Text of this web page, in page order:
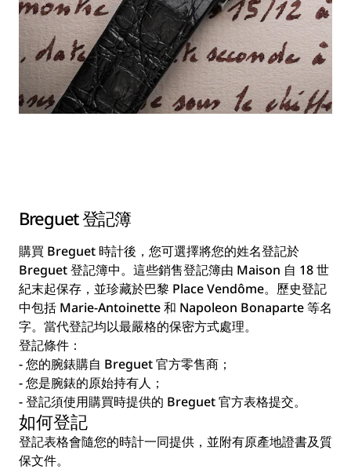
Breguet 登記簿
購買 Breguet 時計後，您可選擇將您的姓名登記於
Breguet 登記簿中。這些銷售登記簿由 Maison 自 18 世
紀末起保存，並珍藏於巴黎 Place Vendôme。歷史登記
中包括 Marie-Antoinette 和 Napoleon Bonaparte 等名
字。當代登記均以最嚴格的保密方式處理。
登記條件：
- 您的腕錶購自 Breguet 官方零售商；
- 您是腕錶的原始持有人；
- 登記須使用購買時提供的 Breguet 官方表格提交。
如何登記
登記表格會隨您的時計一同提供，並附有原產地證書及質
保文件。